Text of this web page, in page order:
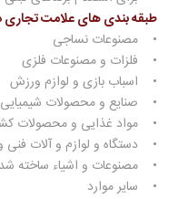
طبقه بندی های علامت
• مصنوعات نساجی
• فلزات و مصنوعات فلزی
• اسباب بازی و لوازم ورزش
• صنایع و محصولات شیمیایی
• مواد غذایی و محصولات
• دستگاه و لوازم و آلات
• مصنوعات و اشیاء ساخته
• سایر موارد